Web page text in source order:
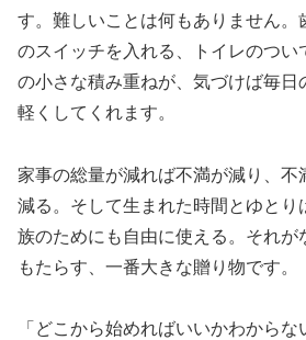
す。難しいことは何もありません。
のスイッチを入れる、トイレのつ
の小さな積み重ねが、気づけば毎日
軽くしてくれます。
家事の総量が減れば不満が減り、不
減る。そして生まれた時間とゆとり
族のためにも自由に使える。それが
もたらす、一番大きな贈り物です。
「どこから始めればいいかわから